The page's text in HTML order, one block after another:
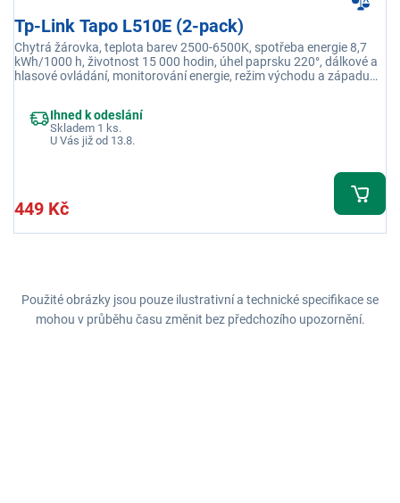
Tp-Link Tapo L510E (2-pack)
Chytrá žárovka, teplota barev 2500-6500K, spotřeba energie 8,7
kWh/1000 h, životnost 15 000 hodin, úhel paprsku 220°, dálkové a
hlasové ovládání, monitorování energie, režim východu a západu
Ihned k odeslání
Skladem 1 ks.
U Vás již od 13.8.
449 Kč
Použité obrázky jsou pouze ilustrativní a technické specifikace se
mohou v průběhu času změnit bez předchozího upozornění.